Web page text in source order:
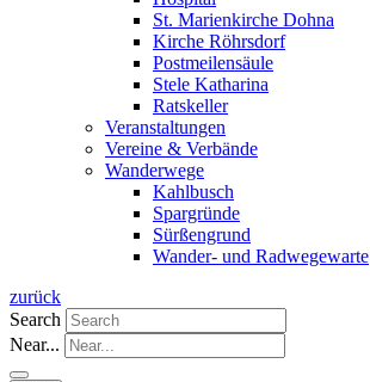
St. Marienkirche Dohna
Kirche Röhrsdorf
Postmeilensäule
Stele Katharina
Ratskeller
Veranstaltungen
Vereine & Verbände
Wanderwege
Kahlbusch
Spargründe
Sürßengrund
Wander- und Radwegewarte
zurück
Search
Near...